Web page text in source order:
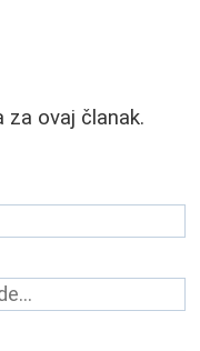
ovaj članak.